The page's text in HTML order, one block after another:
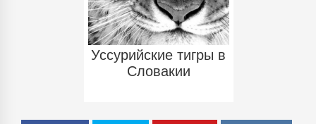
Уссурийские тигры в
Словакии